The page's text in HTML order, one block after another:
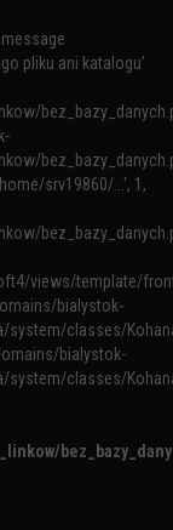
pliku ani katalogu'
srv19860/...', 1,
views/template/
bialystok-
classes/
bialystok-
classes/